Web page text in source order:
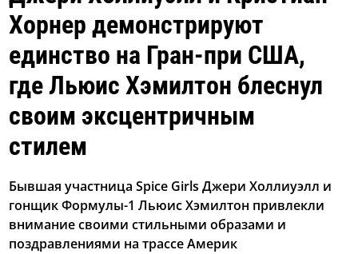
Хорнер демонстрируют
единство на Гран-при США,
где Льюис Хэмилтон блеснул
своим эксцентричным
стилем
Бывшая участница Spice Girls Джери Холлиуэлл и
гонщик Формулы-1 Льюис Хэмилтон привлекли
внимание своими стильными образами и
поздравлениями на трассе Америк